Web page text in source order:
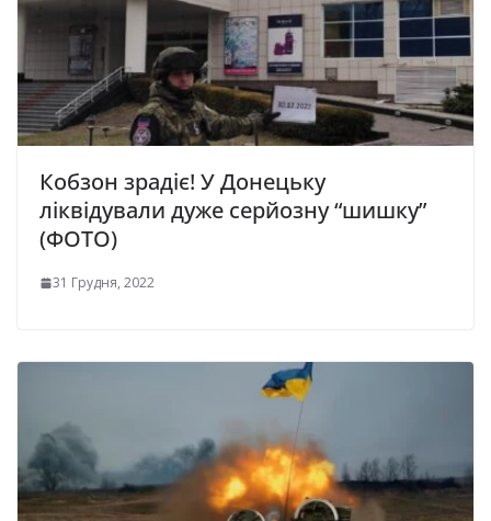
Кобзон зрадіє! У Донецьку
ліквідували дуже серйозну “шишку”
(ФОТО)
31 Грудня, 2022